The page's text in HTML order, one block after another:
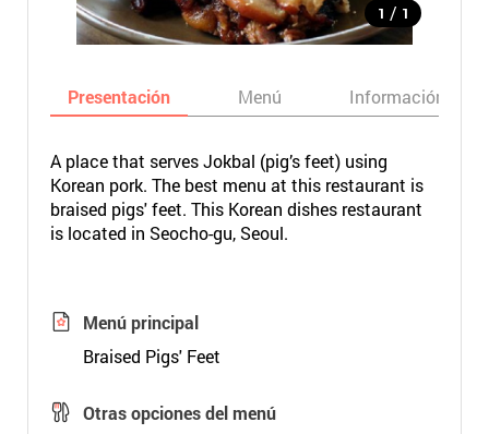
1 / 1
Presentación Menú Información
A place that serves Jokbal (pig’s feet) using
Korean pork. The best menu at this restaurant is
braised pigs' feet. This Korean dishes restaurant
is located in Seocho-gu, Seoul.
Menú principal
Braised Pigs' Feet
Otras opciones del menú